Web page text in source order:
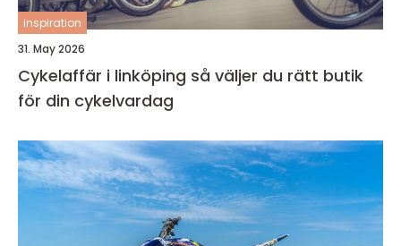
inspiration
31. May 2026
Cykelaffär i linköping så väljer du rätt butik
för din cykelvardag